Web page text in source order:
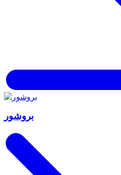
بروشور